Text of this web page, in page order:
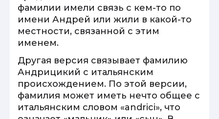
фамилии имели связь с кем-то по
имени Андрей или жили в какой-то
местности, связанной с этим
именем.
Другая версия связывает фамилию
Андрицикий с итальянским
происхождением. По этой версии,
фамилия может иметь нечто общее с
итальянским словом «andrici», что